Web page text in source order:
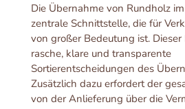
Die Übernahme von Rundholz
zentrale Schnittstelle, die für
von großer Bedeutung ist.
rasche, klare und transparente
Sortierentscheidungen des
Zusätzlich dazu erfordert der
von der Anlieferung über die